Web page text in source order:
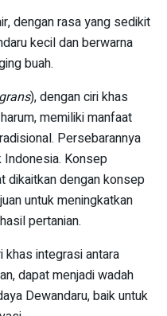
dengan rasa yang sedikit
kecil dan berwarna
buah.
), dengan ciri khas
memiliki manfaat
Persebarannya
Konsep
dikaitkan dengan konsep
untuk meningkatkan
pertanian.
khas integrasi antara
dapat menjadi wadah
Dewandaru, baik untuk